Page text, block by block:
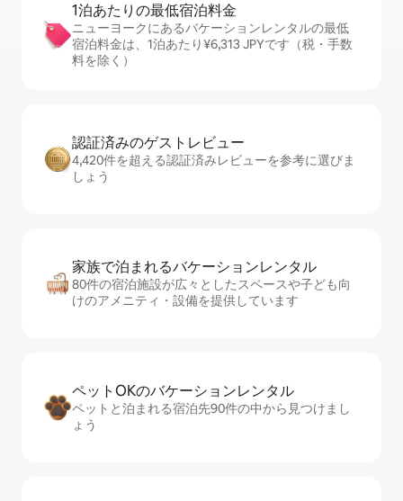
1泊あたりの最⁠低⁠宿⁠泊⁠料⁠金
ニューヨークにあるバケーションレンタルの最低
宿泊料金は、1泊あたり¥6,313 JPYです（税・手数
料を除く）
認証済みのゲ⁠ス⁠ト⁠レ⁠ビ⁠ュ⁠ー
4,420件を超える認証済みレビューを参考に選びま
しょう
家族で泊まれるバ⁠ケ⁠ー⁠シ⁠ョ⁠ンレ⁠ン⁠タ⁠ル
80件の宿泊施設が広々としたスペースや子ども向
けのアメニティ・設備を提供しています
ペットOKのバ⁠ケ⁠ー⁠シ⁠ョ⁠ンレ⁠ン⁠タ⁠ル
ペットと泊まれる宿泊先90件の中から見つけまし
ょう